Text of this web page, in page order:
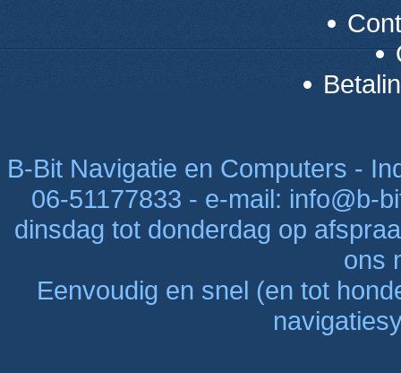
B-Bit Navigatie en Computers -
06-51177833 - e-mail: info@b-
dinsdag tot donderdag op
ons
Eenvoudig en snel (en tot